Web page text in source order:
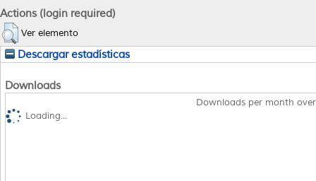
Actions (login required)
Ver elemento
Descargar estadísticas
Downloads
Downloads per month
Loading...